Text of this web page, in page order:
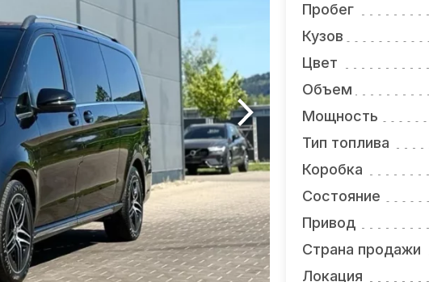
Пробег
Кузов
Цвет
Объем
Мощность
Тип топлива
Коробка
Состояние
Привод
Страна продажи
Локация